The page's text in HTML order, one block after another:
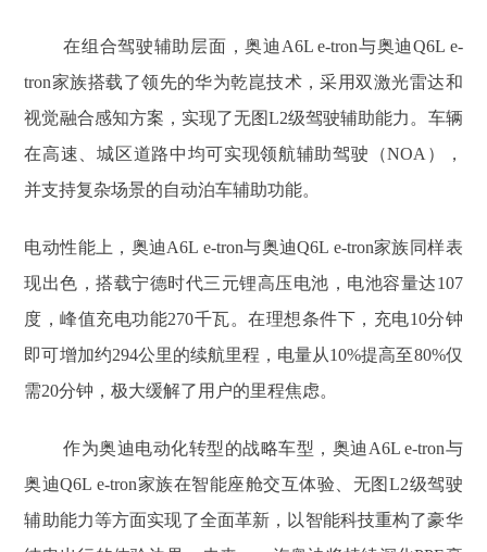
在组合驾驶辅助层面，奥迪A6L e-tron与奥迪Q6L e-
tron家族搭载了领先的华为乾崑技术，采用双激光雷达和
视觉融合感知方案，实现了无图L2级驾驶辅助能力。车辆
在高速、城区道路中均可实现领航辅助驾驶（NOA），
并支持复杂场景的自动泊车辅助功能。
电动性能上，奥迪A6L e-tron与奥迪Q6L e-tron家族同样表
现出色，搭载宁德时代三元锂高压电池，电池容量达107
度，峰值充电功能270千瓦。在理想条件下，充电10分钟
即可增加约294公里的续航里程，电量从10%提高至80%仅
需20分钟，极大缓解了用户的里程焦虑。
作为奥迪电动化转型的战略车型，奥迪A6L e-tron与
奥迪Q6L e-tron家族在智能座舱交互体验、无图L2级驾驶
辅助能力等方面实现了全面革新，以智能科技重构了豪华